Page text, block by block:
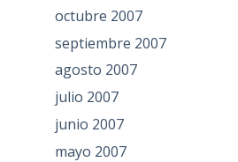
octubre 2007
septiembre 2007
agosto 2007
julio 2007
junio 2007
mayo 2007